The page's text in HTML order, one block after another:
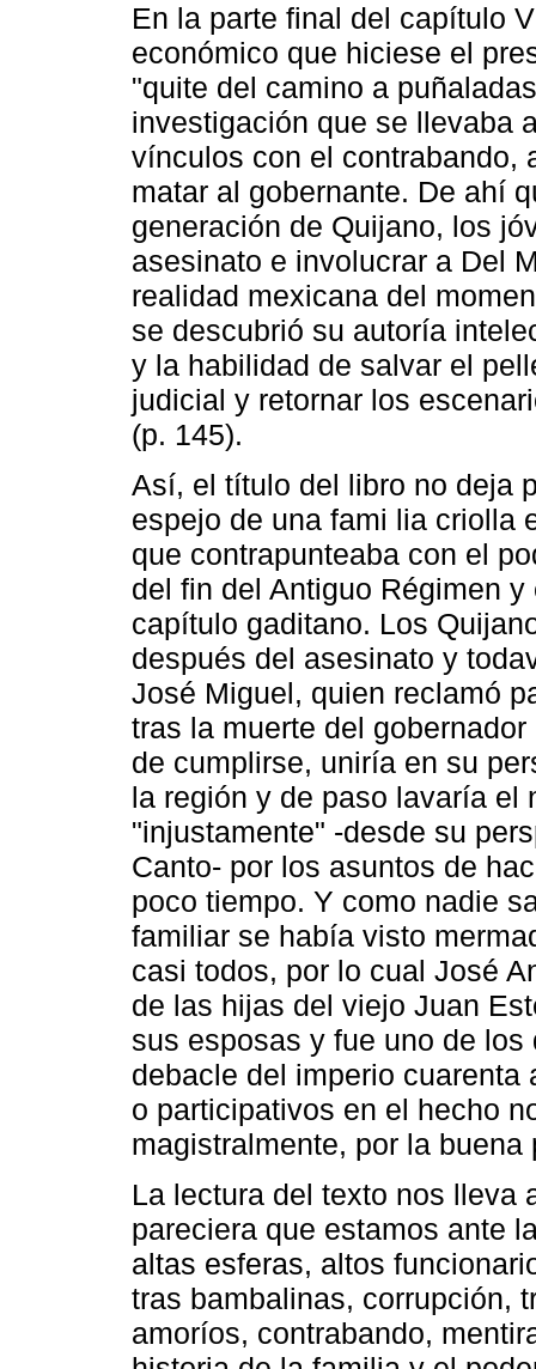
En la parte final del capítulo
económico que hiciese el
"quite del camino a
investigación que se llevaba
vínculos con el contrabando,
matar al gobernante. De ahí
generación de Quijano, los
asesinato e involucrar a Del
realidad mexicana del
se descubrió su autoría
y la habilidad de salvar el
judicial y retornar los
(p. 145).
Así, el título del libro no deja
espejo de una fami lia criolla
que contrapunteaba con el
del fin del Antiguo Régimen
capítulo gaditano. Los
después del asesinato y
José Miguel, quien reclamó
tras la muerte del
de cumplirse, uniría en su
la región y de paso lavaría el
"injustamente" -desde su
Canto- por los asuntos de
poco tiempo. Y como nadie
familiar se había visto
casi todos, por lo cual José
de las hijas del viejo Juan
sus esposas y fue uno de
debacle del imperio
o participativos en el hecho
magistralmente, por la buena
La lectura del texto nos lleva
pareciera que estamos ante
altas esferas, altos
tras bambalinas, corrupción,
amoríos, contrabando,